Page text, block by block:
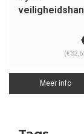
Meer info